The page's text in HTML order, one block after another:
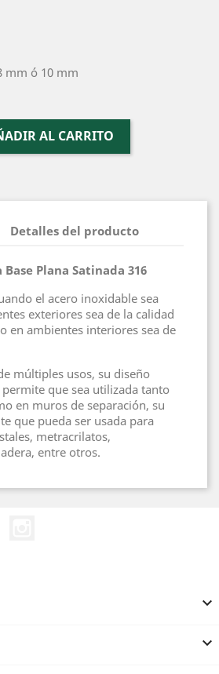
mm ó 10 mm
AL CARRITO
Detalles del producto
Plana Satinada 316
el acero inoxidable sea
exteriores sea de la calidad
en ambientes interiores sea de
múltiples usos, su diseño
que sea utilizada tanto
en muros de separación, su
que pueda ser usada para
metracrilatos,
entre otros.

